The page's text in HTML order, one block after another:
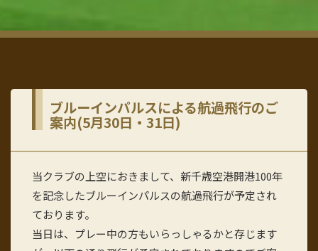
ブルーインパルスによる航過飛行のご
案内(5月30日・31日)
当クラブの上空におきまして、新千歳空港開港100年
を記念したブルーインパルスの航過飛行が予定され
ております。
当日は、プレー中の方もいらっしゃるかと存じます